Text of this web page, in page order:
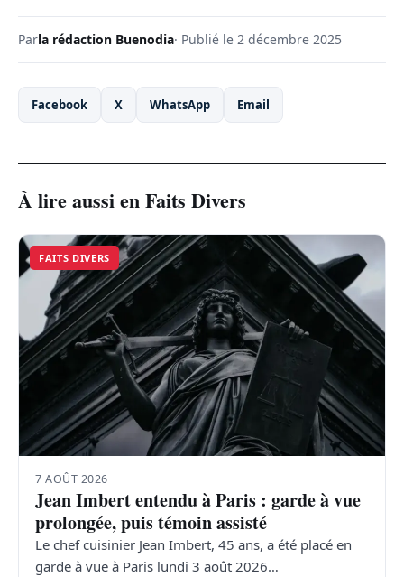
Parla rédaction Buenodia· Publié le 2 décembre 2025
Facebook X WhatsApp Email
À lire aussi en Faits Divers
FAITS DIVERS
7 AOÛT 2026
Jean Imbert entendu à Paris : garde à vue
prolongée, puis témoin assisté
Le chef cuisinier Jean Imbert, 45 ans, a été placé en
garde à vue à Paris lundi 3 août 2026…